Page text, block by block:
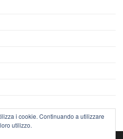
i cookie. Continuando a utilizzare
utilizzo.